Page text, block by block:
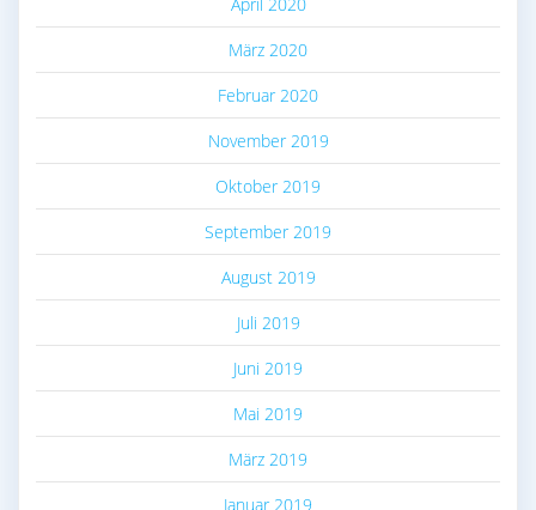
März 2020
Februar 2020
November 2019
Oktober 2019
September 2019
August 2019
Juli 2019
Juni 2019
Mai 2019
März 2019
Januar 2019